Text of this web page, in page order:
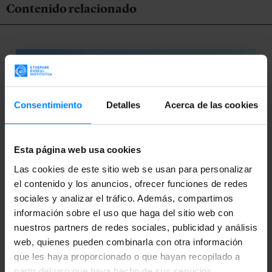
Consentimiento Detalles Acerca de las cookies
Esta página web usa cookies
Las cookies de este sitio web se usan para personalizar
el contenido y los anuncios, ofrecer funciones de redes
sociales y analizar el tráfico. Además, compartimos
información sobre el uso que haga del sitio web con
nuestros partners de redes sociales, publicidad y análisis
web, quienes pueden combinarla con otra información
que les haya proporcionado o que hayan recopilado a
Contenido relacionado
ZABAL - SKULPTUR PROJEKTE MÜNSTER